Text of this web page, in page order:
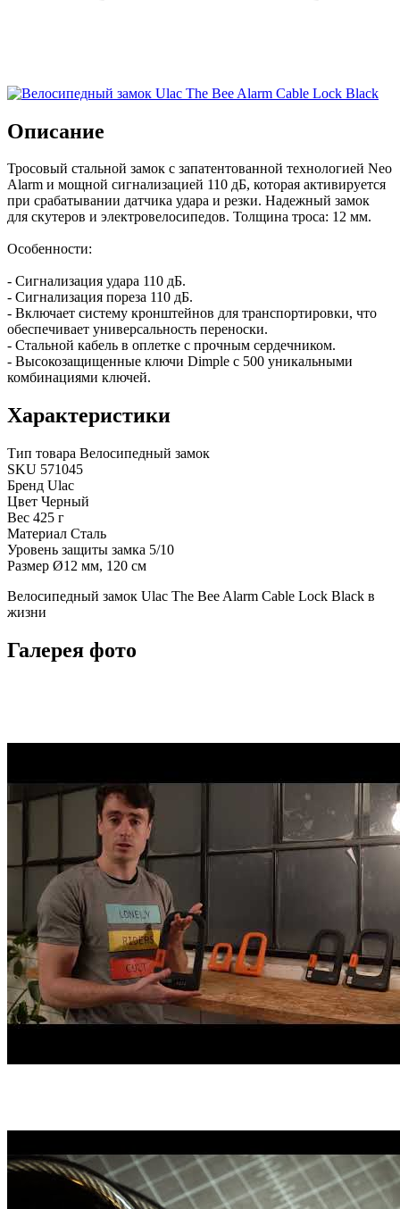
Описание
Тросовый стальной замок с запатентованной технологией Neo
Alarm и мощной сигнализацией 110 дБ, которая активируется
при срабатывании датчика удара и резки. Надежный замок
для скутеров и электровелосипедов. Толщина троса: 12 мм.
Особенности:
- Сигнализация удара 110 дБ.
- Сигнализация пореза 110 дБ.
- Включает систему кронштейнов для транспортировки, что
обеспечивает универсальность переноски.
- Стальной кабель в оплетке с прочным сердечником.
- Высокозащищенные ключи Dimple с 500 уникальными
комбинациями ключей.
Характеристики
Тип товара Велосипедный замок
SKU 571045
Бренд Ulac
Цвет Черный
Вес 425 г
Материал Сталь
Уровень защиты замка 5/10
Размер Ø12 мм, 120 см
Велосипедный замок Ulac The Bee Alarm Cable Lock Black в
жизни
Галерея фото